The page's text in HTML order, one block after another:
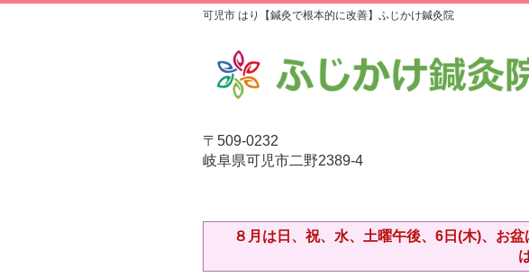
可児市 はり【鍼灸で根本的に改善】ふじかけ鍼灸院
〒509-0232
岐阜県可児市二野2389-4
８月は日、祝、水、土曜午後、6日(木)、お